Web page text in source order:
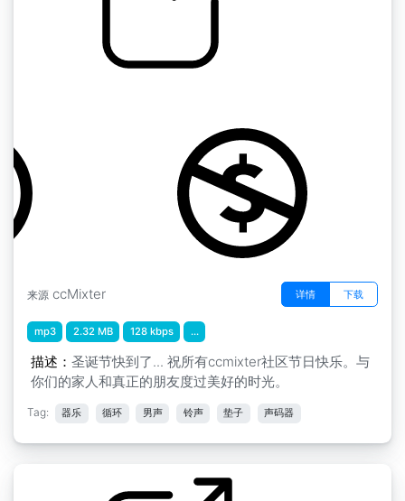
来源 ccMixter 详情 下载
mp3 2.32 MB 128 kbps ...
描述： 圣诞节快到了... 祝所有ccmixter社区节日快乐。与
你们的家人和真正的朋友度过美好的时光。
Tag: 器乐 循环 男声 铃声 垫子 声码器